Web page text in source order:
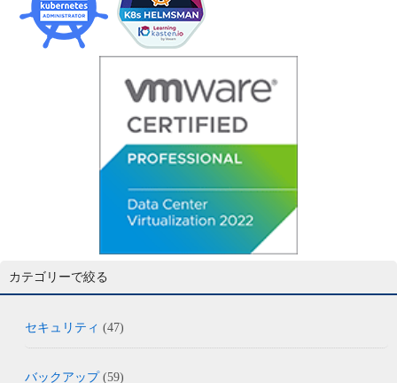
カテゴリーで絞る
セキュリティ (47)
バックアップ(59)